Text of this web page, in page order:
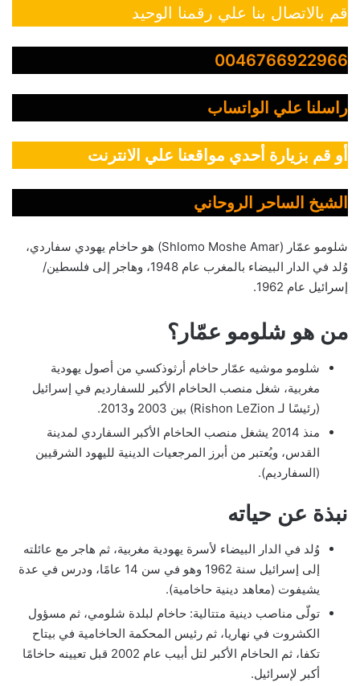
قم بالاتصال بنا علي رقمنا الوحيد
0046766922966
راسلنا علي الواتساب
أو قم بزيارة أحدي مواقعنا علي الانترنت
الشيخ الساحر الروحاني
شلومو عمّار (Shlomo Moshe Amar) هو حاخام يهودي سفاردي،
وُلد في الدار البيضاء بالمغرب عام 1948، وهاجر إلى فلسطين/
إسرائيل عام 1962.
من هو شلومو عمّار؟
شلومو موشيه عمّار حاخام أرثوذكسي من أصول يهودية
مغربية، شغل منصب الحاخام الأكبر للسفارديم في إسرائيل
(رئيسًا لـ Rishon LeZion) بين 2003 و2013.
منذ 2014 يشغل منصب الحاخام الأكبر السفاردي لمدينة
القدس، ويُعتبر من أبرز المرجعيات الدينية لليهود الشرقيين
(السفارديم).
نبذة عن حياته
وُلد في الدار البيضاء لأسرة يهودية مغربية، ثم هاجر مع عائلته
إلى إسرائيل سنة 1962 وهو في سن 14 عامًا، ودرس في عدة
يشيفوت (معاهد دينية حاخامية).
تولّى مناصب دينية متتالية: حاخام لبلدة شلومي، ثم مسؤول
الكشروت في نهاريا، ثم رئيس المحكمة الحاخامية في بيتاح
تكفا، ثم الحاخام الأكبر لتل أبيب عام 2002 قبل تعيينه حاخامًا
أكبر لإسرائيل.